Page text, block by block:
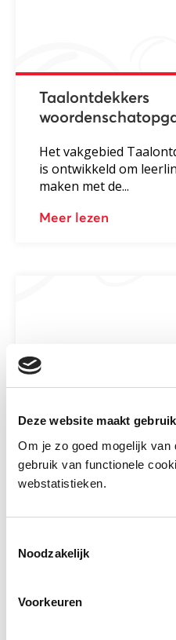
Deze website maakt
Om je zo goed mogelijk van
gebruik van functionele
webstatistieken.
Noodzakelijk
Voorkeuren
Taalontdekkers
Het vakgebied
is ontwikkeld om
maken met de...
Meer lezen
Taal en rekenen
In rekenlessen zit taal.
rekenwoorden in jouw
taalsteun. Op de...
Meer lezen